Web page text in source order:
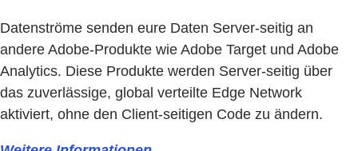
Datenströme senden eure Daten Server-seitig an
andere Adobe-Produkte wie Adobe Target und Adobe
Analytics. Diese Produkte werden Server-seitig über
das zuverlässige, global verteilte Edge Network
aktiviert, ohne den Client-seitigen Code zu ändern.